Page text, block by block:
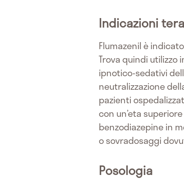
Indicazioni
Flumazenil è
Trova quindi
ipnotico-sedativi
neutralizzazione
pazienti
con un’eta
benzodiazepine in
o sovradosaggi
Posologia